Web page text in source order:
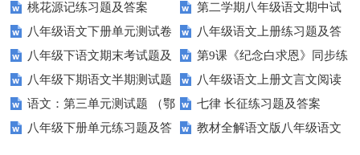
桃花源记练习题及答案
第二学期八年级语文期中试
卷及答案
八年级语文下册单元测试卷
及答案全册
八年级语文上册练习题及答
案课课练
八年级下语文期末考试题及
答案
第9课《纪念白求恩》同步练
习2（语文版八上）
八年级下期语文半期测试题
(有答案)
八年级语文上册文言文阅读
练习题及答案
语文：第三单元测试题 （鄂
教版八年级上）
七律 长征练习题及答案
八年级下册单元练习题及答
教材全解语文版八年级语文